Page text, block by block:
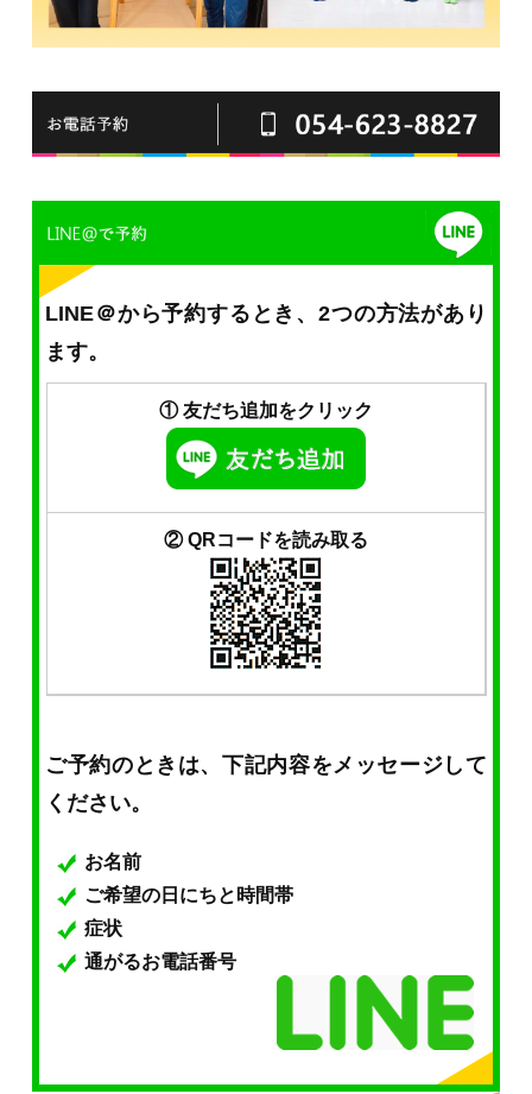
LINE＠から予約するとき、2つの方法があり
ます。
① 友だち追加をクリック
② QRコードを読み取る
ご予約のときは、下記内容をメッセージして
ください。
お名前
ご希望の日にちと時間帯
症状
通がるお電話番号